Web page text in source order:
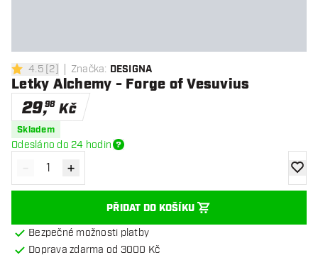
4.5 hodnoticí hvězdičky
4.5[2] Značka: DESIGNA
Letky Alchemy - Forge of Vesuvius
29,98 Kč
Skladem
Odesláno do 24 hodin
Snížit množství
- Zvýšit množství
+
PŘIDAT DO KOŠÍKU
Bezpečné možnosti platby
Doprava zdarma od 3000 Kč